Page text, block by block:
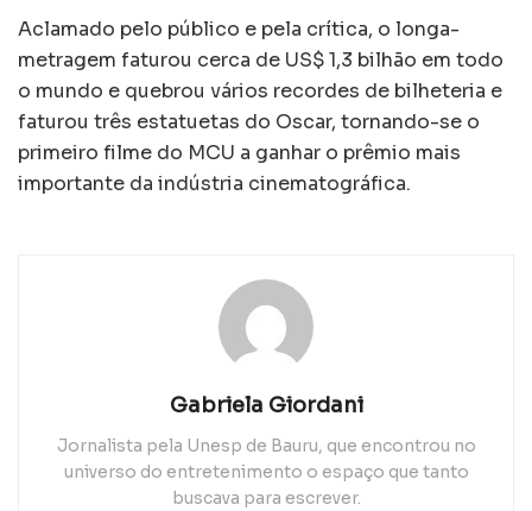
Aclamado pelo público e pela crítica, o longa-
metragem faturou cerca de US$ 1,3 bilhão em todo
o mundo e quebrou vários recordes de bilheteria e
faturou três estatuetas do Oscar, tornando-se o
primeiro filme do MCU a ganhar o prêmio mais
importante da indústria cinematográfica.
Gabriela Giordani
Jornalista pela Unesp de Bauru, que encontrou no
universo do entretenimento o espaço que tanto
buscava para escrever.